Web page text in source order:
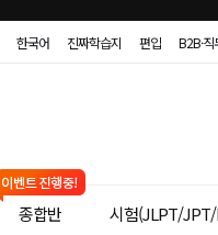
한국어 진짜학습지 편입 B2B·
종합반 시험(JLPT/